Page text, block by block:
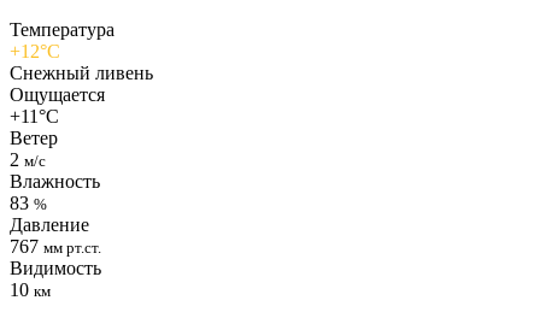
Температура
+12°C
Снежный ливень
Ощущается
+11°C
Ветер
2 м/с
Влажность
83 %
Давление
767 мм рт.ст.
Видимость
10 км